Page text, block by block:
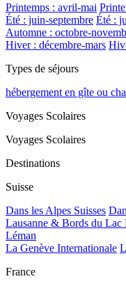
Printemps : avril-mai
Été : juin-septembre Été :
Automne : octobre-
Hiver : décembre-mars
Types de séjours
hébergement en gîte ou
Voyages Scolaires
Voyages Scolaires
Destinations
Suisse
Dans les Alpes Suisses
Lausanne & Bords du Lac
Léman
La Genève Internationale
France